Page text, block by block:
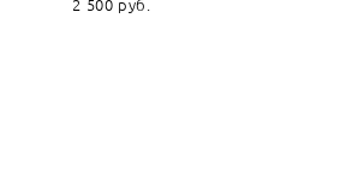
2 500 pуб.